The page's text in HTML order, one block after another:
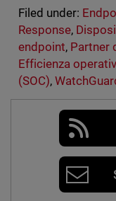
Filed under:
Response,
endpoint, Partner
Efficienza
(SOC),